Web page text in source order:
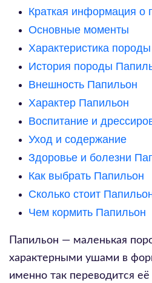
Краткая информация о
Основные моменты
Характеристика породы
История породы
Внешность Папильон
Характер Папильон
Воспитание и
Уход и содержание
Здоровье и болезни
Как выбрать Папильон
Сколько стоит
Чем кормить Папильон
Папильон — маленькая
характерными ушами в
именно так переводится